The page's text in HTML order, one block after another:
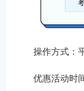
操作方式：
优惠活动时